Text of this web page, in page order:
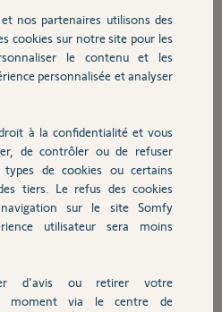
fil de discussion
pour le TaHoma V1 et V2 et celle des
570 ko
nos partenaires utilisons des
cookies sur notre site pour les
le contenu et les
personnalisée et analyser
à la confidentialité et vous
de contrôler ou de refuser
de cookies ou certains
tiers. Le refus des cookies
sur le site Somfy
utilisateur sera moins
d'avis ou retirer votre
moment via le centre de